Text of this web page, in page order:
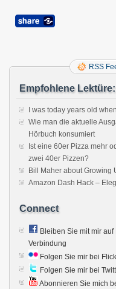
RSS
Empfohlene Lektüre:
I was today years old
Wie man die aktuelle
Hörbuch konsumiert
Ist eine 60er Pizza mehr
zwei 40er Pizzen?
Bill Maher about Growing
Amazon Dash Hack –
Connect
Bleiben Sie mit mir auf
Verbindung
Folgen Sie mir bei
Folgen Sie mir bei
Abonnieren Sie mich